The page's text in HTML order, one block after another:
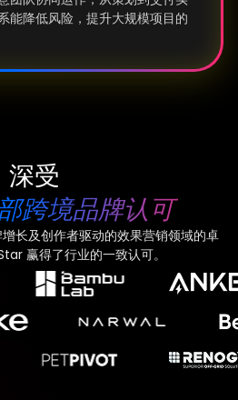
能降低风险，提升大规模项目的
深受
跨境品牌认可
长及创作者驱动的效果营销领域的卓
赢得了行业的一致认可。